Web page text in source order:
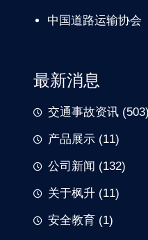
中国道路运输协会
最新消息
交通事故资讯 (503)
产品展示 (11)
公司新闻 (132)
关于枫升 (11)
安全教育 (1)